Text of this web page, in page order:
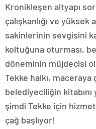
Kronikleşen altyapı
çalışkanlığı ve yüksek
sakinlerinin sevgisini
koltuğuna oturması,
döneminin müjdecisi
Tekke halkı,
belediyeciliğin
şimdi Tekke için
çağ başlıyor!